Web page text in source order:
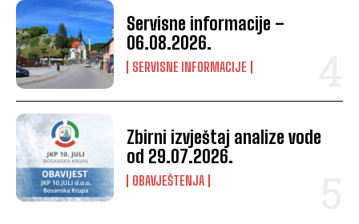
Servisne informacije –
06.08.2026.
SERVISNE INFORMACIJE
Zbirni izvještaj analize vode
od 29.07.2026.
OBAVJEŠTENJA